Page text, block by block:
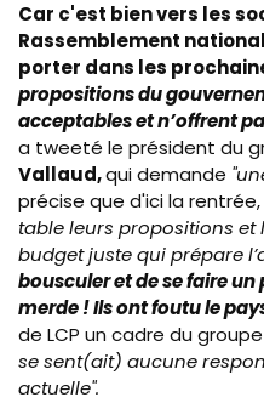
Car c'est bien vers les
Rassemblement
porter dans les
propositions du
acceptables et n’offrent
a tweeté le président du
Vallaud,qui demande
précise que d'ici la rentrée,
table leurs propositions et
budget juste qui prépare
bousculer et de se faire
merde ! Ils ont foutu le
de LCP un cadre du
se sent(ait) aucune
actuelle".